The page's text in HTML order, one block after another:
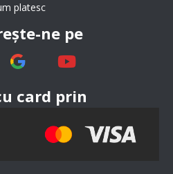
platesc
ne pe
card prin